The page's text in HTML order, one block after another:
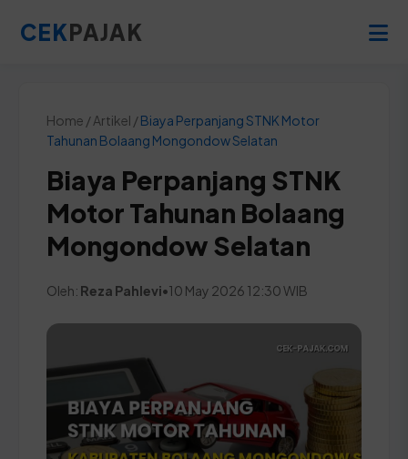
CEKPAJAK
Home / Artikel /Biaya Perpanjang STNK Motor
Tahunan Bolaang Mongondow Selatan
Biaya Perpanjang STNK
Motor Tahunan Bolaang
Mongondow Selatan
Oleh: Reza Pahlevi•10 May 2026 12:30 WIB